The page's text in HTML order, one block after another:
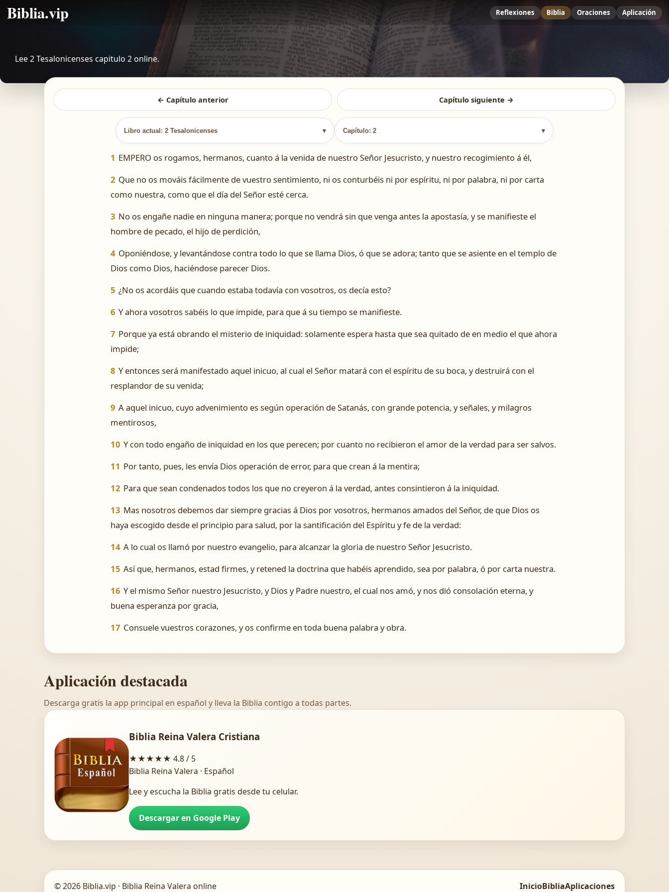
Biblia.vip Reflexiones Biblia Oraciones Aplicación
Lee 2 Tesalonicenses capitulo 2 online.
← Capítulo anterior Capítulo siguiente →
Libro actual: 2 Tesalonicenses ▾ Capítulo: 2 ▾
1 EMPERO os rogamos, hermanos, cuanto á la venida de nuestro Señor Jesucristo, y nuestro recogimiento á él,
2 Que no os mováis fácilmente de vuestro sentimiento, ni os conturbéis ni por espíritu, ni por palabra, ni por carta
como nuestra, como que el día del Señor esté cerca.
3 No os engañe nadie en ninguna manera; porque no vendrá sin que venga antes la apostasía, y se manifieste el
hombre de pecado, el hijo de perdición,
4 Oponiéndose, y levantándose contra todo lo que se llama Dios, ó que se adora; tanto que se asiente en el templo de
Dios como Dios, haciéndose parecer Dios.
5 ¿No os acordáis que cuando estaba todavía con vosotros, os decía esto?
6 Y ahora vosotros sabéis lo que impide, para que á su tiempo se manifieste.
7 Porque ya está obrando el misterio de iniquidad: solamente espera hasta que sea quitado de en medio el que ahora
impide;
8 Y entonces será manifestado aquel inicuo, al cual el Señor matará con el espíritu de su boca, y destruirá con el
resplandor de su venida;
9 A aquel inicuo, cuyo advenimiento es según operación de Satanás, con grande potencia, y señales, y milagros
mentirosos,
10 Y con todo engaño de iniquidad en los que perecen; por cuanto no recibieron el amor de la verdad para ser salvos.
11 Por tanto, pues, les envía Dios operación de error, para que crean á la mentira;
12 Para que sean condenados todos los que no creyeron á la verdad, antes consintieron á la iniquidad.
13 Mas nosotros debemos dar siempre gracias á Dios por vosotros, hermanos amados del Señor, de que Dios os
haya escogido desde el principio para salud, por la santificación del Espíritu y fe de la verdad:
14 A lo cual os llamó por nuestro evangelio, para alcanzar la gloria de nuestro Señor Jesucristo.
15 Así que, hermanos, estad firmes, y retened la doctrina que habéis aprendido, sea por palabra, ó por carta nuestra.
16 Y el mismo Señor nuestro Jesucristo, y Dios y Padre nuestro, el cual nos amó, y nos dió consolación eterna, y
buena esperanza por gracia,
17 Consuele vuestros corazones, y os confirme en toda buena palabra y obra.
Aplicación destacada
Descarga gratis la app principal en español y lleva la Biblia contigo a todas partes.
Biblia Reina Valera Cristiana
★★★★★ 4.8 / 5
Biblia Reina Valera · Español
Lee y escucha la Biblia gratis desde tu celular.
Descargar en Google Play
© 2026 Biblia.vip · Biblia Reina Valera online InicioBibliaAplicaciones